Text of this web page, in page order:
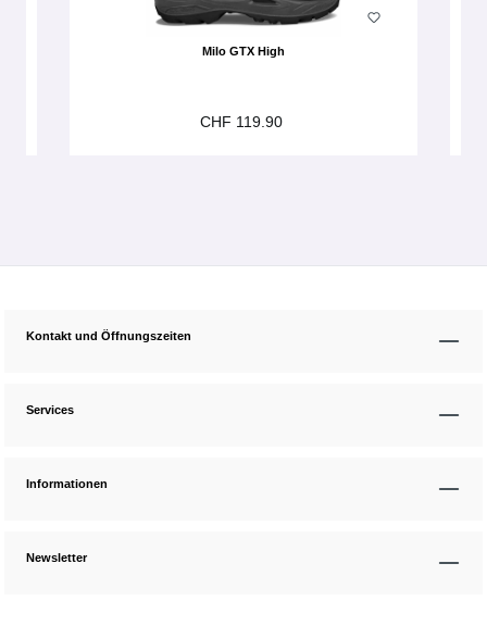
Milo GTX High
CHF 119.90
Kontakt und Öffnungszeiten
Services
Informationen
Newsletter